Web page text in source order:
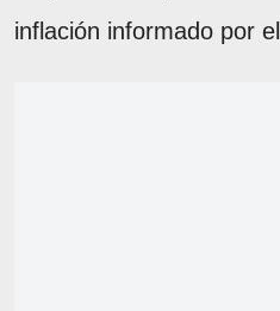
inflación informado por el